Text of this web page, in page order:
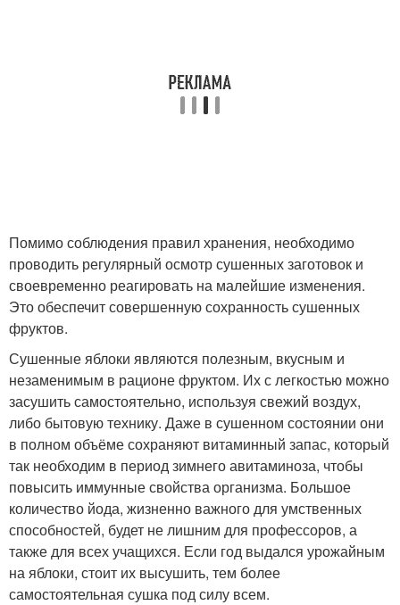
Помимо соблюдения правил хранения, необходимо
проводить регулярный осмотр сушенных заготовок и
своевременно реагировать на малейшие изменения.
Это обеспечит совершенную сохранность сушенных
фруктов.
Сушенные яблоки являются полезным, вкусным и
незаменимым в рационе фруктом. Их с легкостью можно
засушить самостоятельно, используя свежий воздух,
либо бытовую технику. Даже в сушенном состоянии они
в полном объёме сохраняют витаминный запас, который
так необходим в период зимнего авитаминоза, чтобы
повысить иммунные свойства организма. Большое
количество йода, жизненно важного для умственных
способностей, будет не лишним для профессоров, а
также для всех учащихся. Если год выдался урожайным
на яблоки, стоит их высушить, тем более
самостоятельная сушка под силу всем.